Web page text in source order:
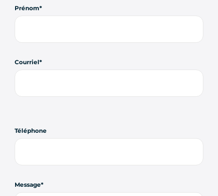
Prénom
Courriel
Téléphone
Message